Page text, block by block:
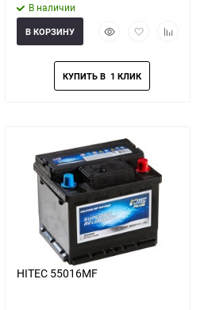
В наличии
БыстрыйДобавить
избранное
Добавить
В КОРЗИНУ
HITEC 55016MF